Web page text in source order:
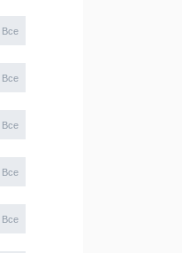
Все
Все
Все
Все
Все